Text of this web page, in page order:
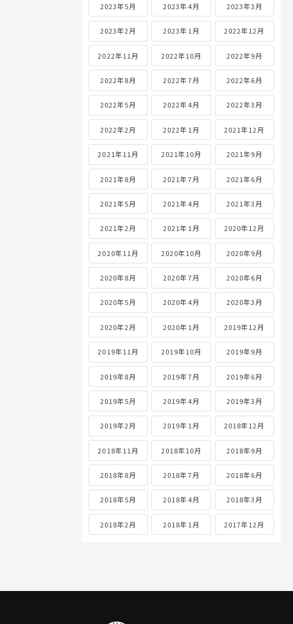
2023年5月 2023年4月 2023年3月
2023年2月 2023年1月 2022年12月
2022年11月 2022年10月 2022年9月
2022年8月 2022年7月 2022年6月
2022年5月 2022年4月 2022年3月
2022年2月 2022年1月 2021年12月
2021年11月 2021年10月 2021年9月
2021年8月 2021年7月 2021年6月
2021年5月 2021年4月 2021年3月
2021年2月 2021年1月 2020年12月
2020年11月 2020年10月 2020年9月
2020年8月 2020年7月 2020年6月
2020年5月 2020年4月 2020年3月
2020年2月 2020年1月 2019年12月
2019年11月 2019年10月 2019年9月
2019年8月 2019年7月 2019年6月
2019年5月 2019年4月 2019年3月
2019年2月 2019年1月 2018年12月
2018年11月 2018年10月 2018年9月
2018年8月 2018年7月 2018年6月
2018年5月 2018年4月 2018年3月
2018年2月 2018年1月 2017年12月